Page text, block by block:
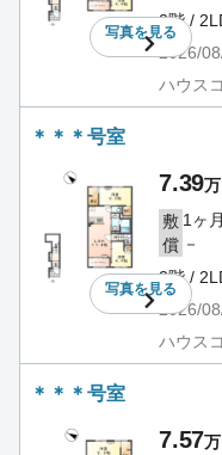
写真を見る
2階 /
2026/
ハウス
＊＊＊号室
写真を見る
7.39
敷 1ヶ月
償 －
2階 /
2026/
ハウス
＊＊＊号室
7.57